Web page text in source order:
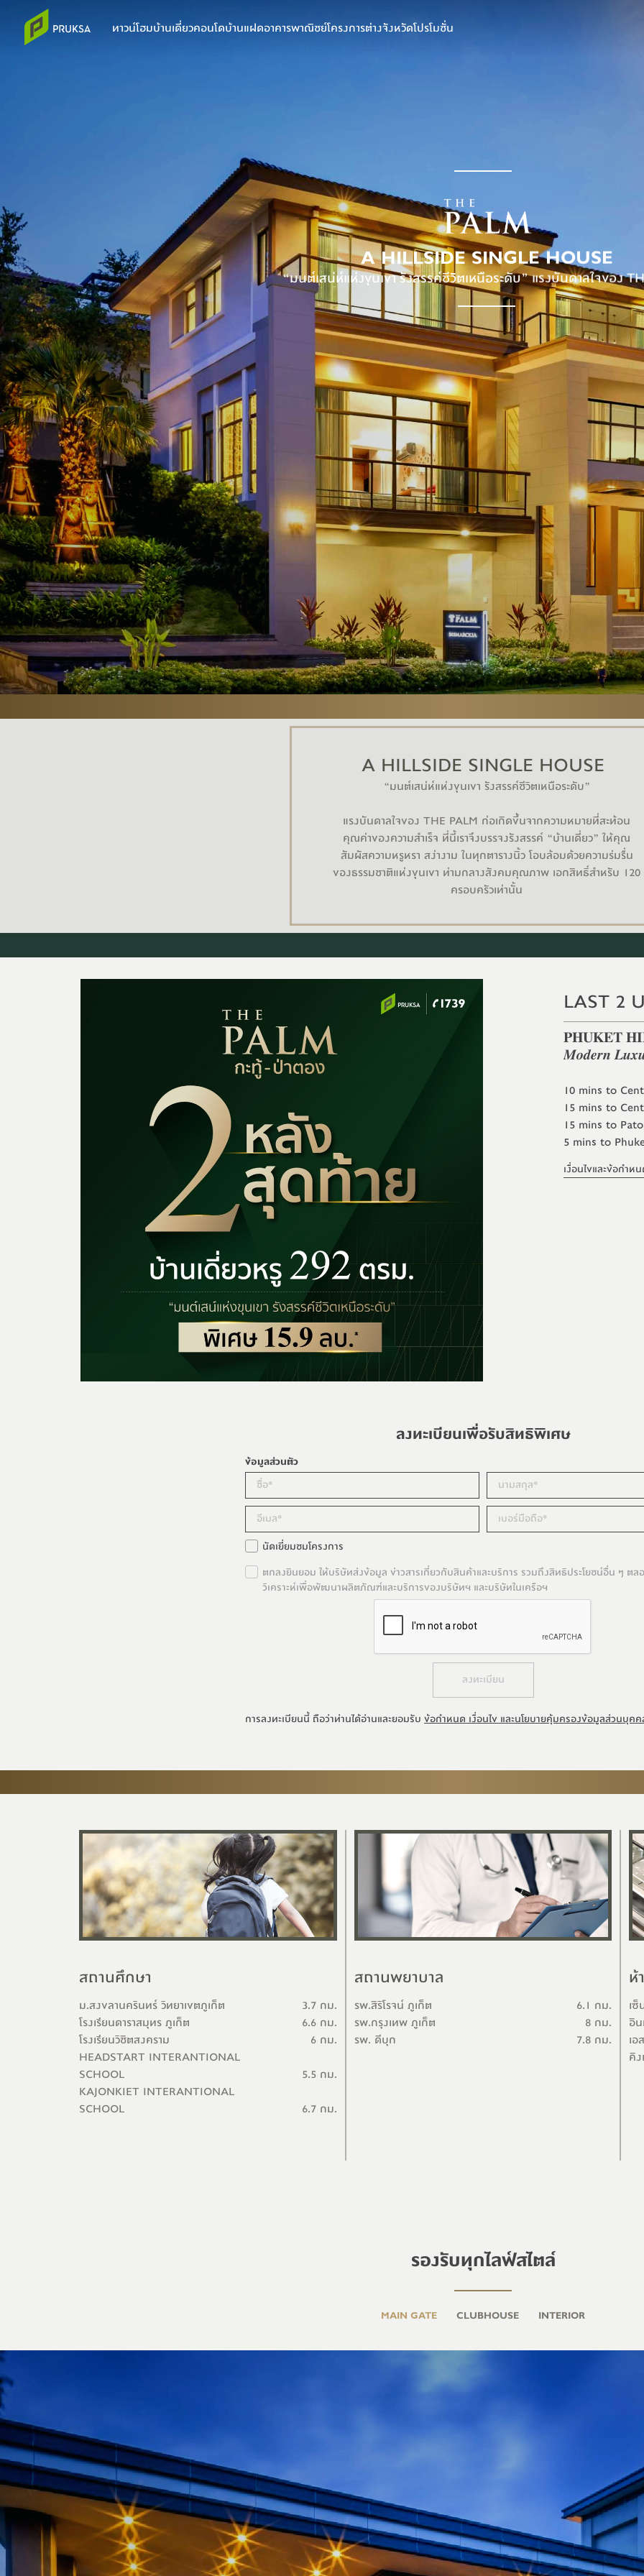
ทาวน์โฮมบ้านเดี่ยวคอนโดบ้านแฝดอาคารพาณิชย์โครงการต่างจังหวัดโปรโมชั่น
A HILLSIDE SINGLE HOUSE
“มนต์เสน่ห์แห่งขุนเขา รังสรรค์ชีวิตเหนือระดับ” แรงบันดาลใจของ
A HILLSIDE SINGLE HOUSE
“มนต์เสน่ห์แห่งขุนเขา รังสรรค์ชีวิตเหนือระดับ”
แรงบันดาลใจของ THE PALM ก่อเกิดขึ้นจากความหมายที่สะท้อน
คุณค่าของความสำเร็จ ที่นี้เราจึงบรรจงรังสรรค์ “บ้านเดี่ยว” ให้คุณ
สัมผัสความหรูหรา สง่างาม ในทุกตารางนิ้ว โอบล้อมด้วยความร่มรื่น
ของธรรมชาติแห่งขุนเขา ท่ามกลางสังคมคุณภาพ เอกสิทธิ์สำหรับ 120
ครอบครัวเท่านั้น
LAST 2
𝐏𝐇𝐔𝐊𝐄𝐓
𝑴𝒐𝒅𝒆𝒓𝒏
10 mins to
15 mins to
15 mins to
5 mins to
เงื่อนไขและข้อกำห
ลงทะเบียนเพื่อรับสิทธิพิเศษ
ข้อมูลส่วนตัว
นัดเยี่ยมชมโครงการ
ตกลงยินยอม ให้บริษัทส่งข้อมูล ข่าวสารเกี่ยวกับสินค้าและบริการ รวมถึงสิทธิประโยชน์อื่น ๆ ตล
วิเคราะห์เพื่อพัฒนาผลิตภัณฑ์และบริการของบริษัทฯ และบริษัทในเครือฯ
ลงทะเบียน
การลงทะเบียนนี้ ถือว่าท่านได้อ่านและยอมรับ ข้อกำหนด เงื่อนไข และนโยบายคุ้มครองข้อมูลส่วนบุคค
สถานศึกษา
ม.สงขลานครินทร์ วิทยาเขตภูเก็ต
3.7 กม.
โรงเรียนดาราสมุทร ภูเก็ต
6.6 กม.
โรงเรียนวิชิตสงคราม
6 กม.
HEADSTART INTERANTIONAL
SCHOOL
5.5 กม.
KAJONKIET INTERANTIONAL
SCHOOL
6.7 กม.
สถานพยาบาล
รพ.สิริโรจน์ ภูเก็ต
6.1 กม.
รพ.กรุงเทพ ภูเก็ต
8 กม.
รพ. ดีบุก
7.8 กม.
ห้
เ
อิ
เ
คิง
รองรับทุกไลฟ์สไตล์
MAIN GATE CLUBHOUSE INTERIOR